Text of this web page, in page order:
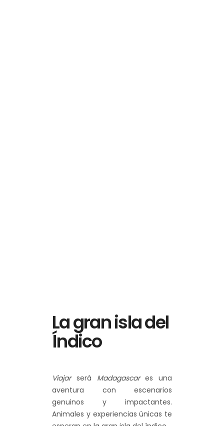
La gran isla del
Índico
Viajarserá Madagascares una
aventura con escenarios
genuinos y impactantes.
Animales y experiencias únicas te